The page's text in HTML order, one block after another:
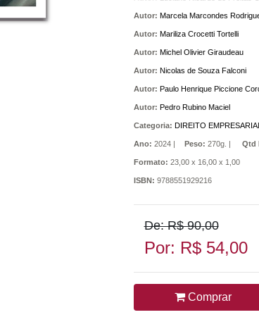
Autor: Marcela Marcondes
Autor: Mariliza Crocetti Tortelli
Autor: Michel Olivier Giraudeau
Autor: Nicolas de Souza Falconi
Autor: Paulo Henrique Piccione
Autor: Pedro Rubino Maciel
Categoria: DIREITO
Ano: 2024 | Peso: 270g. | Qtd
Formato: 23,00 x 16,00 x 1,00
ISBN: 9788551929216
De: R$ 90,00
Por: R$ 54,00
Comprar